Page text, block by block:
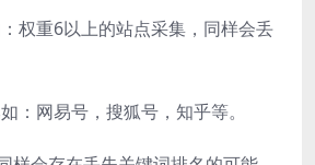
权重6以上的站点采集，同样会丢
：网易号，搜狐号，知乎等。